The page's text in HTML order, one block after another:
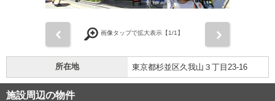
画像タップで拡大表示【1/1】
所在地 東京都杉並区久我山３丁目23-16
施設周辺の物件